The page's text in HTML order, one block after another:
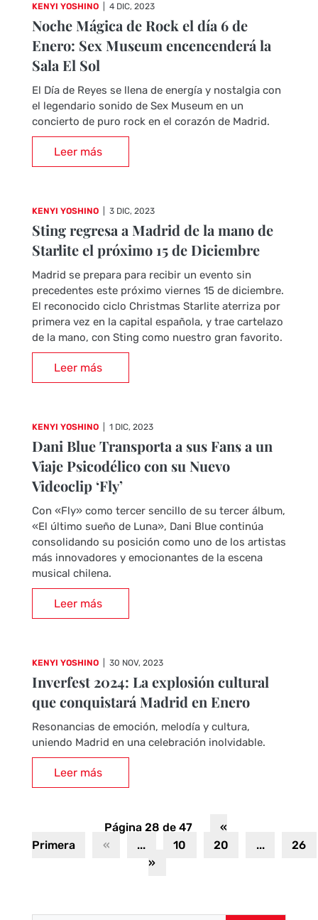
KENYI YOSHINO 4 DIC, 2023
Noche Mágica de Rock el día 6 de
Enero: Sex Museum encencenderá la
Sala El Sol
El Día de Reyes se llena de energía y nostalgia con
el legendario sonido de Sex Museum en un
concierto de puro rock en el corazón de Madrid.
Leer más
KENYI YOSHINO 3 DIC, 2023
Sting regresa a Madrid de la mano de
Starlite el próximo 15 de Diciembre
Madrid se prepara para recibir un evento sin
precedentes este próximo viernes 15 de diciembre.
El reconocido ciclo Christmas Starlite aterriza por
primera vez en la capital española, y trae cartelazo
de la mano, con Sting como nuestro gran favorito.
Leer más
KENYI YOSHINO 1 DIC, 2023
Dani Blue Transporta a sus Fans a un
Viaje Psicodélico con su Nuevo
Videoclip ‘Fly’
Con «Fly» como tercer sencillo de su tercer álbum,
«El último sueño de Luna», Dani Blue continúa
consolidando su posición como uno de los artistas
más innovadores y emocionantes de la escena
musical chilena.
Leer más
KENYI YOSHINO 30 NOV, 2023
Inverfest 2024: La explosión cultural
que conquistará Madrid en Enero
Resonancias de emoción, melodía y cultura,
uniendo Madrid en una celebración inolvidable.
Leer más
Página 28 de 47
«
Primera
« ... 10 20 ...
26
»